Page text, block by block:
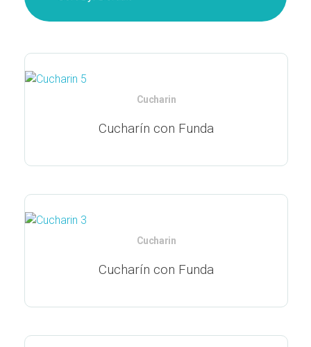
Cucharín con Funda
Cucharin
Cucharín con Funda
Cucharin